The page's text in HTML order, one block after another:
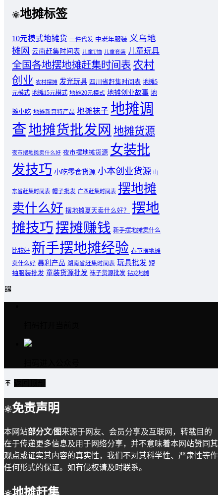
地摊标签
10元模式地摊货 一件代发 中老年服装 义乌地
摊网 云南赶集时间表 儿童T恤 儿童套装 儿童玩具
全国各地摆地摊赶集时间表 农村
创业 农村摆摊 发光玩具 四川省赶集时间表 地摊5
元模式 地摊15元模式 地摊20元模式 地摊创业故事 地
摊小吃 地摊新奇特产品 地摊袜子 地摊调
查地摊货批发网 地摊货源
夜市摆地摊卖什么好 夜市摆地摊货源 女装批
发技巧 小吃零食货源 小本创业货源 山
东省赶集时间表 帽子批发 广西赶集时间表 摆地摊
卖什么好 摆地摊夏天卖什么好？
摆地
摊技巧摆摊赚钱 新手摆地摊卖什么
比较好 新手摆地摊经验 春节摆地摊
卖什么好 暴利产品 湖南省赶集时间表 玩具批发 短
袖服装批发 童装货源批发 袜子货源批发 钻龙地摊
免责声明
本网站部分文/图来源于网友、会员分享及互联网，转载目的
在于传递更多信息及用于网络分享，并不意味着本网站赞同其
观点或证实其内容的真实性，我们不对其科学性、严肃性等作
任何形式的保证。如有侵权请及时联系。